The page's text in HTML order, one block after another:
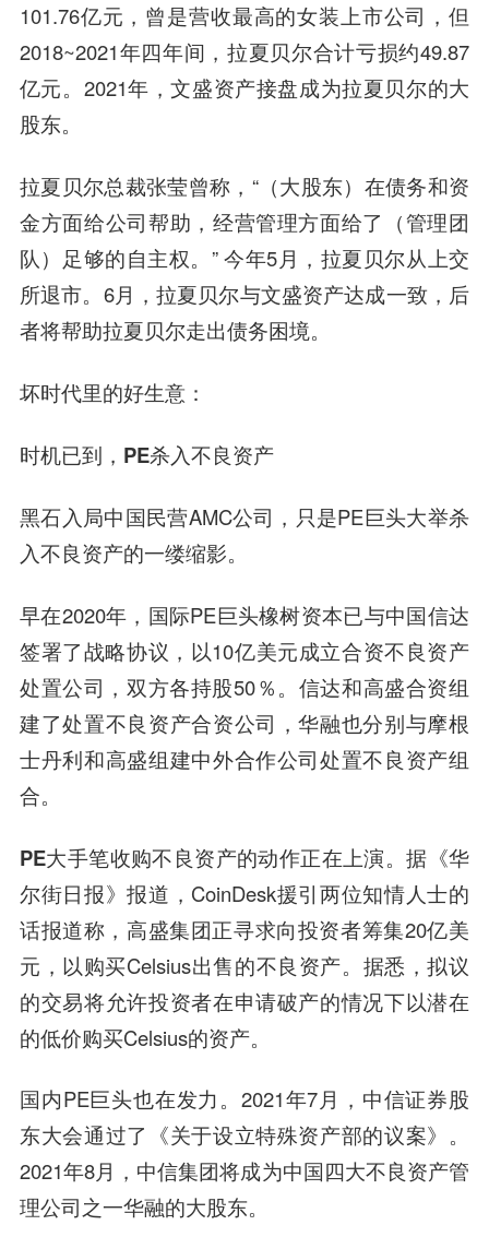
101.76亿元，曾是营收最高的女装上市公司，但
2018~2021年四年间，拉夏贝尔合计亏损约49.87
亿元。2021年，文盛资产接盘成为拉夏贝尔的大
股东。
拉夏贝尔总裁张莹曾称，“（大股东）在债务和资
金方面给公司帮助，经营管理方面给了（管理团
队）足够的自主权。” 今年5月，拉夏贝尔从上交
所退市。6月，拉夏贝尔与文盛资产达成一致，后
者将帮助拉夏贝尔走出债务困境。
坏时代里的好生意：
时机已到，PE杀入不良资产
黑石入局中国民营AMC公司，只是PE巨头大举杀
入不良资产的一缕缩影。
早在2020年，国际PE巨头橡树资本已与中国信达
签署了战略协议，以10亿美元成立合资不良资产
处置公司，双方各持股50％。信达和高盛合资组
建了处置不良资产合资公司，华融也分别与摩根
士丹利和高盛组建中外合作公司处置不良资产组
合。
PE大手笔收购不良资产的动作正在上演。据《华
尔街日报》报道，CoinDesk援引两位知情人士的
话报道称，高盛集团正寻求向投资者筹集20亿美
元，以购买Celsius出售的不良资产。据悉，拟议
的交易将允许投资者在申请破产的情况下以潜在
的低价购买Celsius的资产。
国内PE巨头也在发力。2021年7月，中信证券股
东大会通过了《关于设立特殊资产部的议案》。
2021年8月，中信集团将成为中国四大不良资产管
理公司之一华融的大股东。